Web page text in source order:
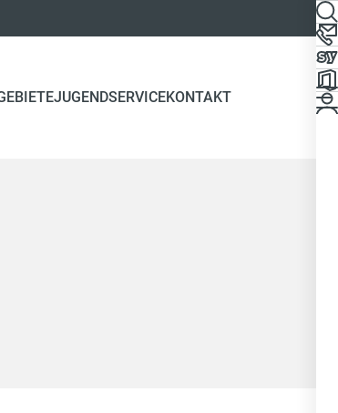
JUGENDSERVICEKONTAKT